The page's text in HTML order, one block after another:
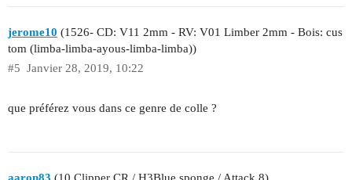
jerome10 (1526- CD: V11 2mm - RV: V01 Limber 2mm - Bois: cus
tom (limba-limba-ayous-limba-limba))
Janvier 28, 2019, 10:22
#5
que préférez vous dans ce genre de colle ?